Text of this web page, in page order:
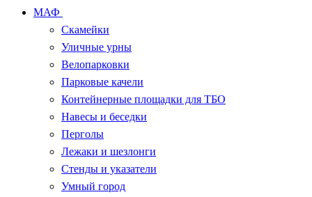
МАФ
Скамейки
Уличные урны
Велопарковки
Парковые качели
Контейнерные площадки для ТБО
Навесы и беседки
Перголы
Лежаки и шезлонги
Стенды и указатели
Умный город